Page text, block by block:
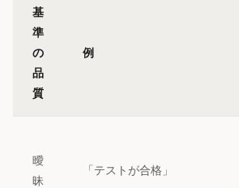
基
準
の
品
質
例
曖
昧
「テストが合格」